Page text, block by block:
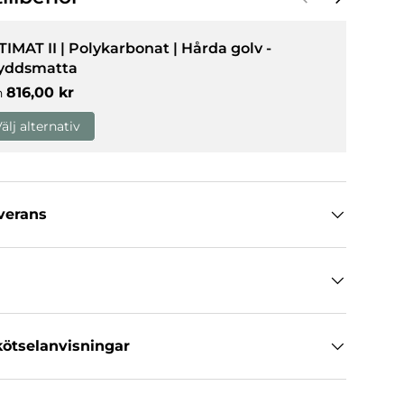
II | Polykarbonat | Hårda golv -
Normalpris
816,00 kr
alternativ